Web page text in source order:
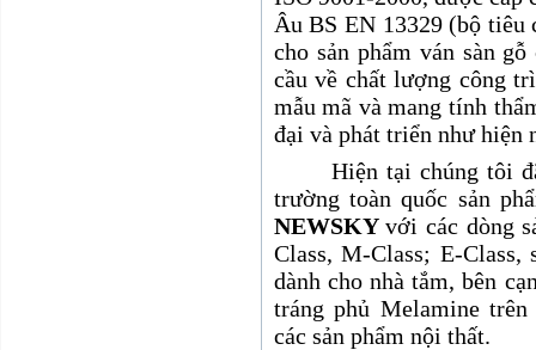
Âu BS EN 13329 (bộ tiêu
cho sản phẩm ván sàn
cầu về chất lượng công
mẫu mã và mang tính
đại và phát triển như hiện
Hiện tại chúng tôi
trường toàn quốc sản
NEWSKYvới các dòng
Class, M-Class; E-Class,
dành cho nhà tắm, bên
tráng phủ Melamine
các sản phẩm nội thất.